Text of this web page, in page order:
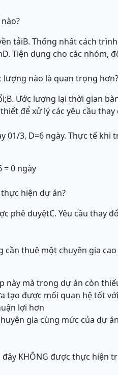
tảiB. Thống nhất cách
D. Tiện dụng cho các nhóm,
lượng nào là quan trọng hơn?
B. Ước lượng lại thời gian
để xử lý các yêu cầu thay
01/3, D=6 ngày. Thực tế khi
= 0 ngày
hiện dự án?
phê duyệtC. Yêu cầu thay
thuê một chuyên gia
này mà trong dự án còn
tạo được mối quan hệ tốt
lợi hơn
gia cùng mức của dự
KHÔNG được thực hiện